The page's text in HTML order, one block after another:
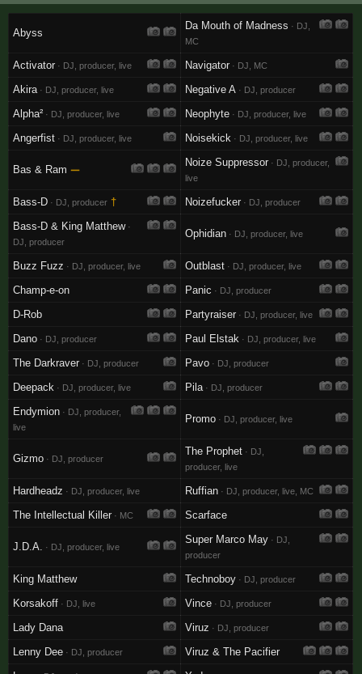
Abyss
Da Mouth of Madness · DJ,
MC
Activator · DJ, producer, live Navigator · DJ, MC
Akira · DJ, producer, live Negative A · DJ, producer
Alpha² · DJ, producer, live Neophyte · DJ, producer, live
Angerfist · DJ, producer, live Noisekick · DJ, producer, live
Bas & Ram —
Noize Suppressor · DJ, producer,
live
Bass-D · DJ, producer † Noizefucker · DJ, producer
Bass-D & King Matthew·
DJ, producer
Ophidian · DJ, producer, live
Buzz Fuzz · DJ, producer, live Outblast · DJ, producer, live
Champ-e-on Panic · DJ, producer
D-Rob Partyraiser · DJ, producer, live
Dano · DJ, producer Paul Elstak · DJ, producer, live
The Darkraver · DJ, producer Pavo · DJ, producer
Deepack · DJ, producer, live Pila · DJ, producer
Endymion · DJ, producer,
live
Promo · DJ, producer, live
Gizmo · DJ, producer
The Prophet · DJ,
producer, live
Hardheadz · DJ, producer, live Ruffian · DJ, producer, live, MC
The Intellectual Killer · MC Scarface
J.D.A. · DJ, producer, live
Super Marco May · DJ,
producer
King Matthew Technoboy · DJ, producer
Korsakoff · DJ, live Vince · DJ, producer
Lady Dana Viruz · DJ, producer
Lenny Dee · DJ, producer
Viruz & The Pacifier